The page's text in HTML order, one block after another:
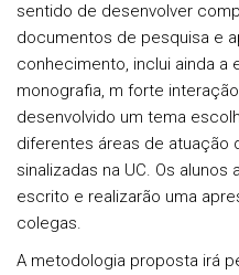
sentido de desenvolver
documentos de pesquisa e
conhecimento, inclui ainda a
monografia, m forte
desenvolvido um tema
diferentes áreas de atuação
sinalizadas na UC. Os
escrito e realizarão uma
colegas.
A metodologia proposta irá